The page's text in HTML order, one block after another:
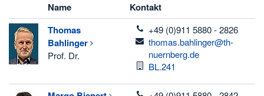
Name
Kontakt
Thomas
Bahlinger
Prof. Dr.
telefon
+49 (0)911 5880 - 2826
email
thomas.bahlinger@th-
nuernberg.de
Raum
BL.241